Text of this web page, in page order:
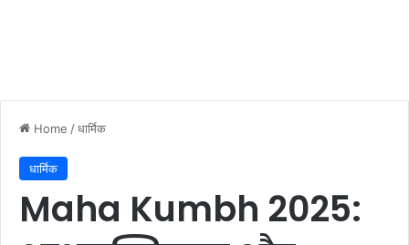
Home /धार्मिक
धार्मिक
Maha Kumbh 2025: